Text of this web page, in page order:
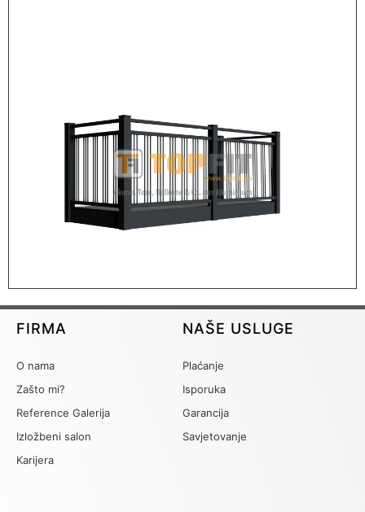
FIRMA
O nama
Zašto mi?
Reference Galerija
Izložbeni salon
Karijera
NAŠE USLUGE
Plaćanje
Isporuka
Garancija
Savjetovanje